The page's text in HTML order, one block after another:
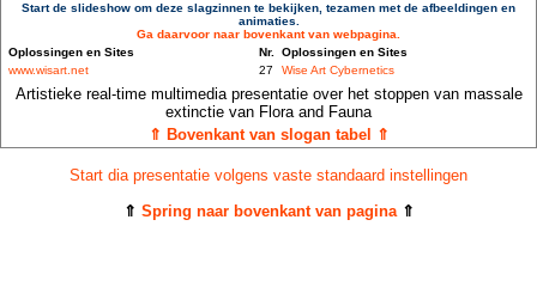
Start de slideshow om deze slagzinnen te bekijken, tezamen met de afbeeldingen en
animaties.
Ga daarvoor naar bovenkant van webpagina.
Oplossingen en Sites
Nr. Oplossingen en Sites
www.wisart.net
27 Wise Art Cybernetics
Artistieke real-time multimedia presentatie over het stoppen van massale
extinctie van Flora and Fauna
⇑ Bovenkant van slogan tabel ⇑
Start dia presentatie volgens vaste standaard instellingen
⇑ Spring naar bovenkant van pagina⇑